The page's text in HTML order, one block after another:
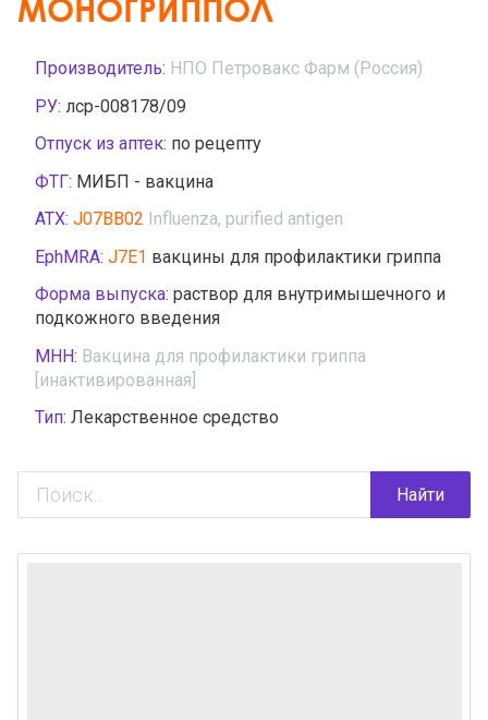
МОНОГРИППОЛ
Производитель: НПО Петровакс Фарм (Россия)
РУ: лср-008178/09
Отпуск из аптек: по рецепту
ФТГ: МИБП - вакцина
АТХ: J07BB02 Influenza, purified antigen
EphMRA: J7E1 вакцины для профилактики гриппа
Форма выпуска: раствор для внутримышечного и
подкожного введения
МНН: Вакцина для профилактики гриппа
[инактивированная]
Тип: Лекарственное средство
Найти